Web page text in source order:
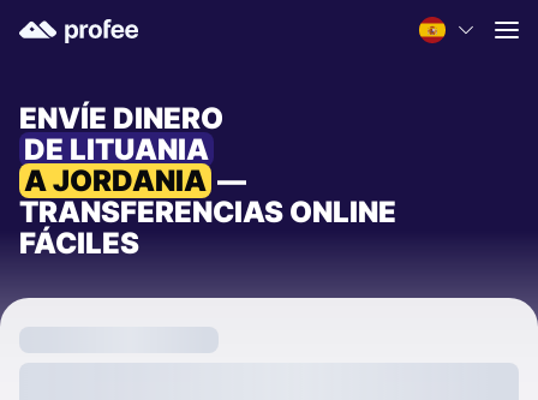
ENVÍE DINERO
DE LITUANIA
A JORDANIA —
TRANSFERENCIAS ONLINE
FÁCILES